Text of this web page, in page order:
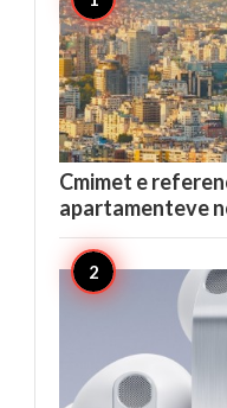
Cmimet e
apartamenteve